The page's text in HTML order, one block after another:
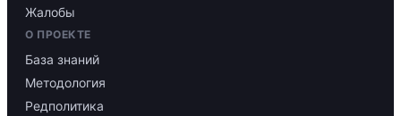
Жалобы
О ПРОЕКТЕ
База знаний
Методология
Редполитика